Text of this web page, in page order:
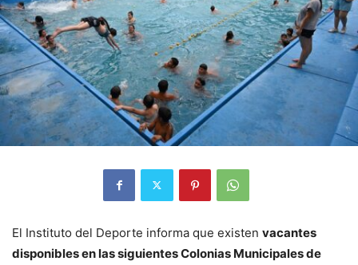
El Instituto del Deporte informa que existen vacantes
disponibles en las siguientes Colonias Municipales de